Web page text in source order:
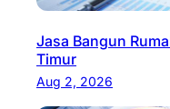
Jasa Bangun
Timur
Aug 2, 2026